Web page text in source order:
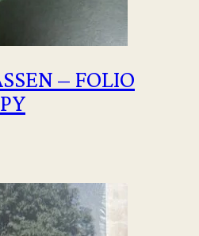
– FOLIO